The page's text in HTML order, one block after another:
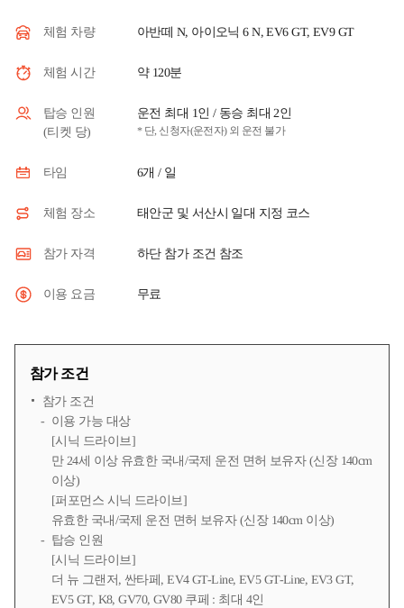
체험 차량 아반떼 N, 아이오닉 6 N, EV6 GT, EV9 GT
체험 시간 약 120분
탑승 인원
(티켓 당)
운전 최대 1인 / 동승 최대 2인
* 단, 신청자(운전자) 외 운전 불가
타임 6개 / 일
체험 장소 태안군 및 서산시 일대 지정 코스
참가 자격 하단 참가 조건 참조
이용 요금 무료
참가 조건
참가 조건
이용 가능 대상
[시닉 드라이브]
만 24세 이상 유효한 국내/국제 운전 면허 보유자 (신장 140cm
이상)
[퍼포먼스 시닉 드라이브]
유효한 국내/국제 운전 면허 보유자 (신장 140cm 이상)
탑승 인원
[시닉 드라이브]
더 뉴 그랜저, 싼타페, EV4 GT-Line, EV5 GT-Line, EV3 GT,
EV5 GT, K8, GV70, GV80 쿠페 : 최대 4인